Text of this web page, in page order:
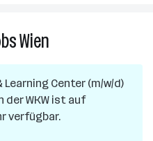
Wien
Leiter
Jobs
in
Learning Center (m/w/d)
der WKW ist auf
verfügbar.